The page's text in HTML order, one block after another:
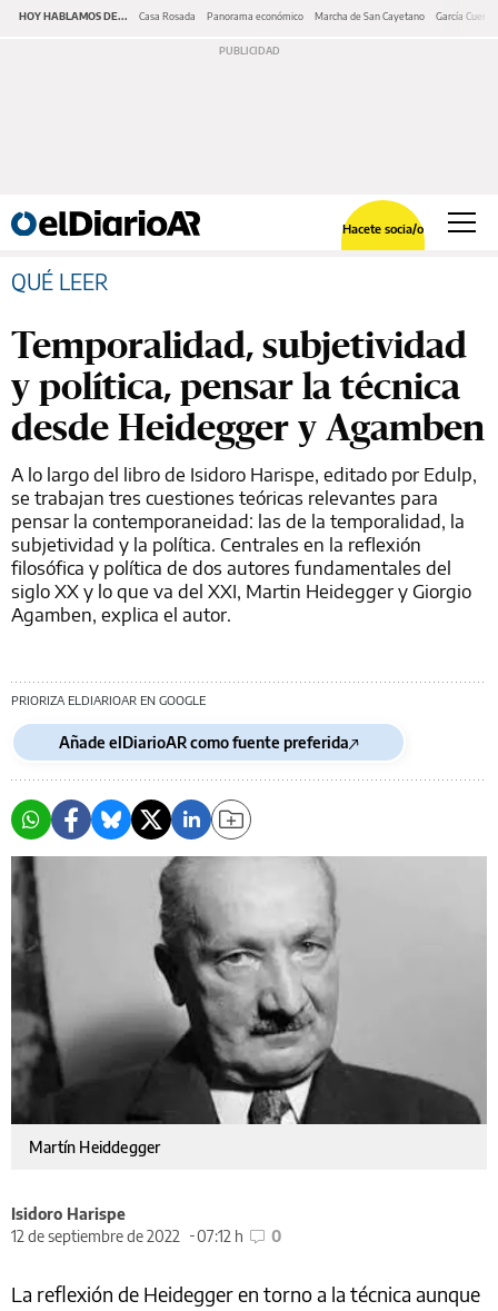
HOY HABLAMOS DE... Casa Rosada Panorama económico Marcha de San Cayetano García Cuerva
Hacete socia/o
QUÉ LEER
Temporalidad, subjetividad
y política, pensar la técnica
desde Heidegger y Agamben
A lo largo del libro de Isidoro Harispe, editado por Edulp,
se trabajan tres cuestiones teóricas relevantes para
pensar la contemporaneidad: las de la temporalidad, la
subjetividad y la política. Centrales en la reflexión
filosófica y política de dos autores fundamentales del
siglo XX y lo que va del XXI, Martin Heidegger y Giorgio
Agamben, explica el autor.
PRIORIZA ELDIARIOAR EN GOOGLE
Añade elDiarioAR como fuente preferida
Martín Heiddegger
Isidoro Harispe
12 de septiembre de 2022
07:12 h 0
La reflexión de Heidegger en torno a la técnica aunque